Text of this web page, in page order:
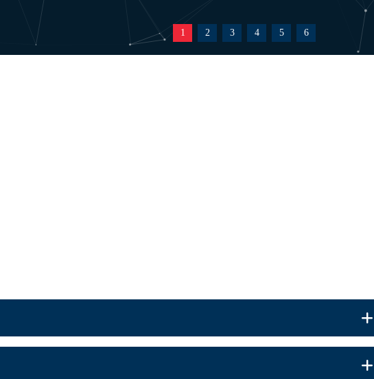
1 2 3 4 5 6